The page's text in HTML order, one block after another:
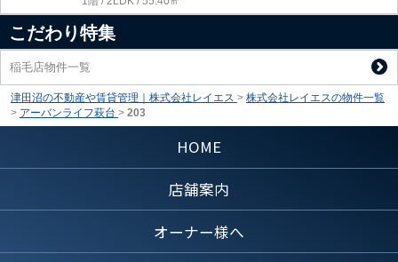
こだわり特集
稲毛店物件一覧
津田沼の不動産や賃貸管理｜株式会社レイエス > 株式会社レイエスの物件一覧
> アーバンライフ萩台 > 203
HOME
店舗案内
オーナー様へ